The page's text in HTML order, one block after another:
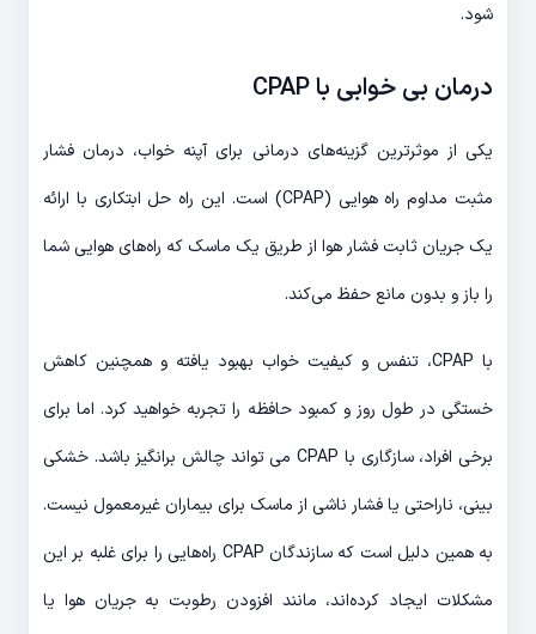
شود.
درمان بی خوابی با CPAP
یکی از موثرترین گزینه‌های درمانی برای آپنه خواب، درمان فشار
مثبت مداوم راه هوایی (CPAP) است. این راه حل ابتکاری با ارائه
یک جریان ثابت فشار هوا از طریق یک ماسک که راه‌های هوایی شما
را باز و بدون مانع حفظ می‌کند.
با CPAP، تنفس و کیفیت خواب بهبود یافته و همچنین کاهش
خستگی در طول روز و کمبود حافظه را تجربه خواهید کرد. اما برای
برخی افراد، سازگاری با CPAP می تواند چالش برانگیز باشد. خشکی
بینی، ناراحتی یا فشار ناشی از ماسک برای بیماران غیرمعمول نیست.
به همین دلیل است که سازندگان CPAP راه‌هایی را برای غلبه بر این
مشکلات ایجاد کرده‌اند، مانند افزودن رطوبت به جریان هوا یا